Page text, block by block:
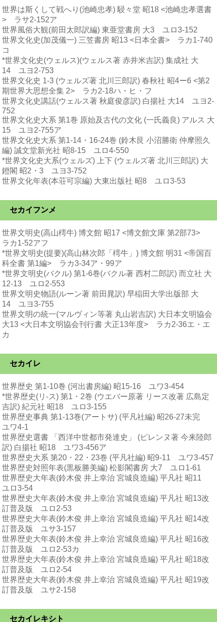
世界は斯くして戦へり(池崎忠孝) 駸々堂 昭18 <池崎忠孝選書
> ラサ2-152ア
世界風俗大観(前田太郎訳編) 東亜堂書房 大3 ユロ3-152
世界文化史(加茂儀一) 三笠書房 昭13 <日本全書> ラカ1-740
コ
*世界文化史(ウェルス)(ウェルス著 赤井米吉訳) 集成社 大
14 ユヨ2-753
世界文化史 1-3 (ウェルズ著 北川三郎訳) 春秋社 昭4ー6 <第2
期世界大思想全集 2> ラカ2-18ハ・ヒ・フ
世界文化史講話(ウェルス著 秋庭俊彦訳) 白揚社 大14 ユヨ2-
752
世界文化史大系 第1巻 原始及古代の文化 (一氏義良) アルス 大
15 ユヨ2-755ア
世界文化史大系 第1-14・16-24巻 (鈴木艮 小沼勝衛 仲摩照久
編) 誠文堂新光社 昭8-15 ユロ4-550
*世界文化史大系(ウェルズ) 上下 (ウェルズ著 北川三郎訳) 大
鐙閣 昭2・3 ユヨ3-752
世界文化年表(本荘可宗編) 大東出版社 昭8 ユロ3-53
セカイフンメ
世界文明史(高山樗牛) 博文館 昭17 <博文館文庫 第2部73>
ラカ1-52アフ
*世界文明史(提要)(高山林次郎「樗牛」) 博文館 明31 <帝国百
科全書 第1編> ラカ3-34ア・99ア
*世界文明史(バクル) 第1-6巻(バクル著 西村二郎訳) 而立社 大
12-13 ユロ2-553
世界文明史物語(ルーン著 前田晁訳) 早稲田大学出版部 大
14 ユヨ3-755
世界文明の統一(マルヴィン等著 丸山岩吉訳) 大日本文明協会
大13 <大日本文明協会刊行書 大正13年度> ラカ2-36エ・エ
カ
セカイレ
世界歴史 第1-10巻 (河出書房編) 昭15-16 ユワ3-454
*世界歴史(リ-ス) 第1・2巻 (ウエバー原著 リース改著 広島定
吉訳) 紀元社 昭18 ユロ3-155
世界歴史事典 第1-13巻(アートサ) (平凡社編) 昭26-27未完
ユワ4-1
世界歴史選書 「西洋中世都市発達史」 (ピレンヌ著 今来陸郎
訳) 白揚社 昭18 ユワ3-456ア
世界歴史大系 第20・22・23巻 (平凡社編) 昭9-11 ユワ3-457
世界歴史対照年表(黒板勝美編) 松影閣書房 大7 ユロ1-61
世界歴史大年表(鈴木俊 井上幸治 宮城良造編) 平凡社 昭11
ユロ3-54
世界歴史大年表(鈴木俊 井上幸治 宮城良造編) 平凡社 昭13改
訂普及版 ユロ2-53
世界歴史大年表(鈴木俊 井上幸治 宮城良造編) 平凡社 昭14改
訂普及版 ユサ3-157
世界歴史大年表(鈴木俊 井上幸治 宮城良造編) 平凡社 昭16改
訂普及版 ユロ2-53カ
世界歴史大年表(鈴木俊 井上幸治 宮城良造編) 平凡社 昭18改
訂普及版 ユロ2-54
世界歴史大年表(鈴木俊 井上幸治 宮城良造編) 平凡社 昭19改
訂普及版 ユサ2-158
セカイレキシト